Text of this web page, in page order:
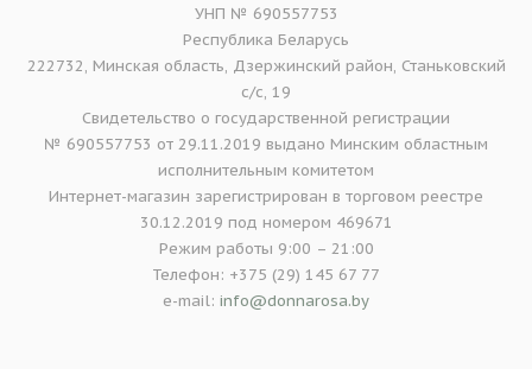
УНП № 690557753
Республика Беларусь
222732, Минская область, Дзержинский район, Станьковский
с/с, 19
Свидетельство о государственной регистрации
№ 690557753 от 29.11.2019 выдано Минским областным
исполнительным комитетом
Интернет-магазин зарегистрирован в торговом реестре
30.12.2019 под номером 469671
Режим работы 9:00 – 21:00
Телефон: +375 (29) 145 67 77
e-mail: info@donnarosa.by